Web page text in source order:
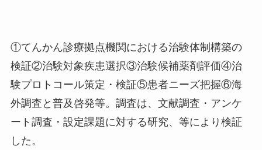
①てんかん診療拠点機関における治験体制構築の
検証②治験対象疾患選択③治験候補薬剤評価④治
験プロトコール策定・検証⑤患者ニーズ把握⑥海
外調査と普及啓発等。調査は、文献調査・アンケ
ート調査・設定課題に対する研究、等により検証
した。